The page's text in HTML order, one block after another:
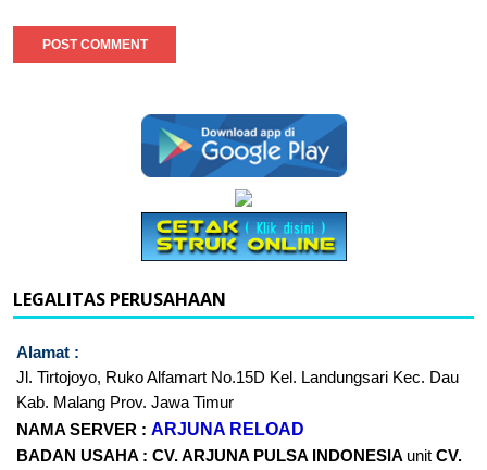
LEGALITAS PERUSAHAAN
Alamat :
Jl. Tirtojoyo, Ruko Alfamart No.15D Kel. Landungsari Kec. Dau
Kab. Malang Prov. Jawa Timur
NAMA SERVER : ARJUNA RELOAD
BADAN USAHA : CV. ARJUNA PULSA INDONESIA unit CV.